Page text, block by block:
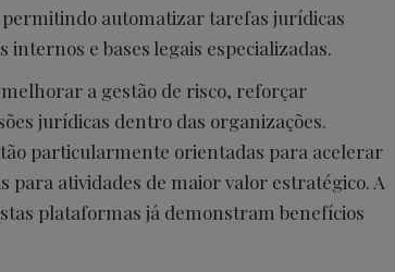
automatizar tarefas jurídicas
internos e bases legais especializadas.
a gestão de risco, reforçar
jurídicas dentro das organizações.
particularmente orientadas para acelerar
atividades de maior valor estratégico. A
plataformas já demonstram benefícios